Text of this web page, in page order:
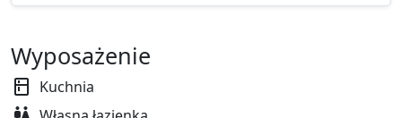
Wyposażenie
Kuchnia